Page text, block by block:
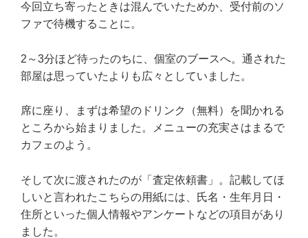
今回立ち寄ったときは混んでいたためか、受付前のソ
ファで待機することに。
2～3分ほど待ったのちに、個室のブースへ。通された
部屋は思っていたよりも広々としていました。
席に座り、まずは希望のドリンク（無料）を聞かれる
ところから始まりました。メニューの充実さはまるで
カフェのよう。
そして次に渡されたのが「査定依頼書」。記載してほ
しいと言われたこちらの用紙には、氏名・生年月日・
住所といった個人情報やアンケートなどの項目があり
ました。